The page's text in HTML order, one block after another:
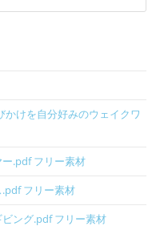
かけを自分好みのウェイクワ
.pdf フリー素材
フリー素材
ング.pdf フリー素材